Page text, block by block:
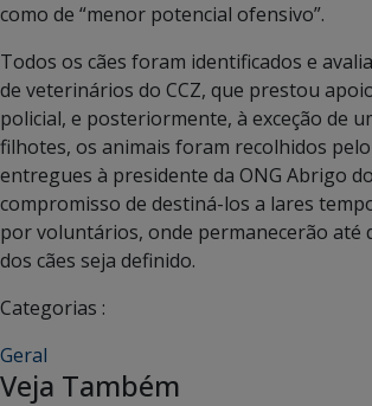
como de “menor potencial ofensivo”.
Todos os cães foram identificados e
de veterinários do CCZ, que prestou
policial, e posteriormente, à exceção de
filhotes, os animais foram recolhidos
entregues à presidente da ONG Abrigo
compromisso de destiná-los a lares
por voluntários, onde permanecerão até
dos cães seja definido.
Categorias :
Geral
Veja Também